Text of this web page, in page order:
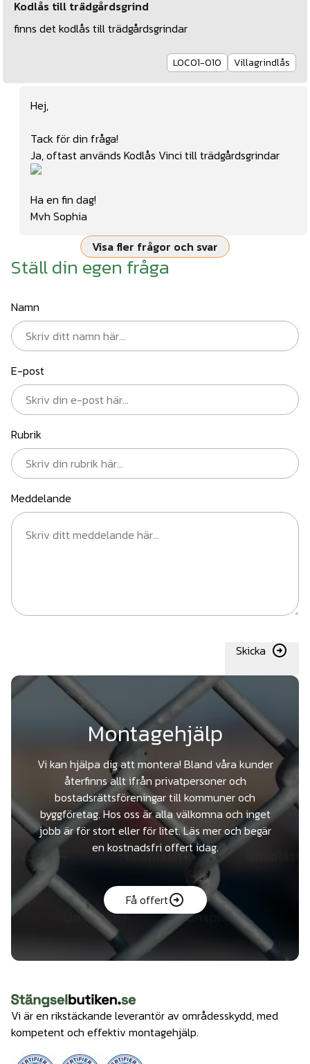
Kodlås till trädgårdsgrind
finns det kodlås till trädgårdsgrindar
LOC01-010 Villagrindlås
Hej,
Tack för din fråga!
Ja, oftast används Kodlås Vinci till trädgårdsgrindar
Ha en fin dag!
Mvh Sophia
Visa fler frågor och svar
Ställ din egen fråga
Namn
E-post
Rubrik
Meddelande
Skicka
Montagehjälp
Vi kan hjälpa dig att montera! Bland våra kunder
återfinns allt ifrån privatpersoner och
bostadsrättsföreningar till kommuner och
byggföretag. Hos oss är alla välkomna och inget
jobb är för stort eller för litet. Läs mer och begär
en kostnadsfri offert idag.
Få offert
Vi är en rikstäckande leverantör av områdesskydd, med
kompetent och effektiv montagehjälp.